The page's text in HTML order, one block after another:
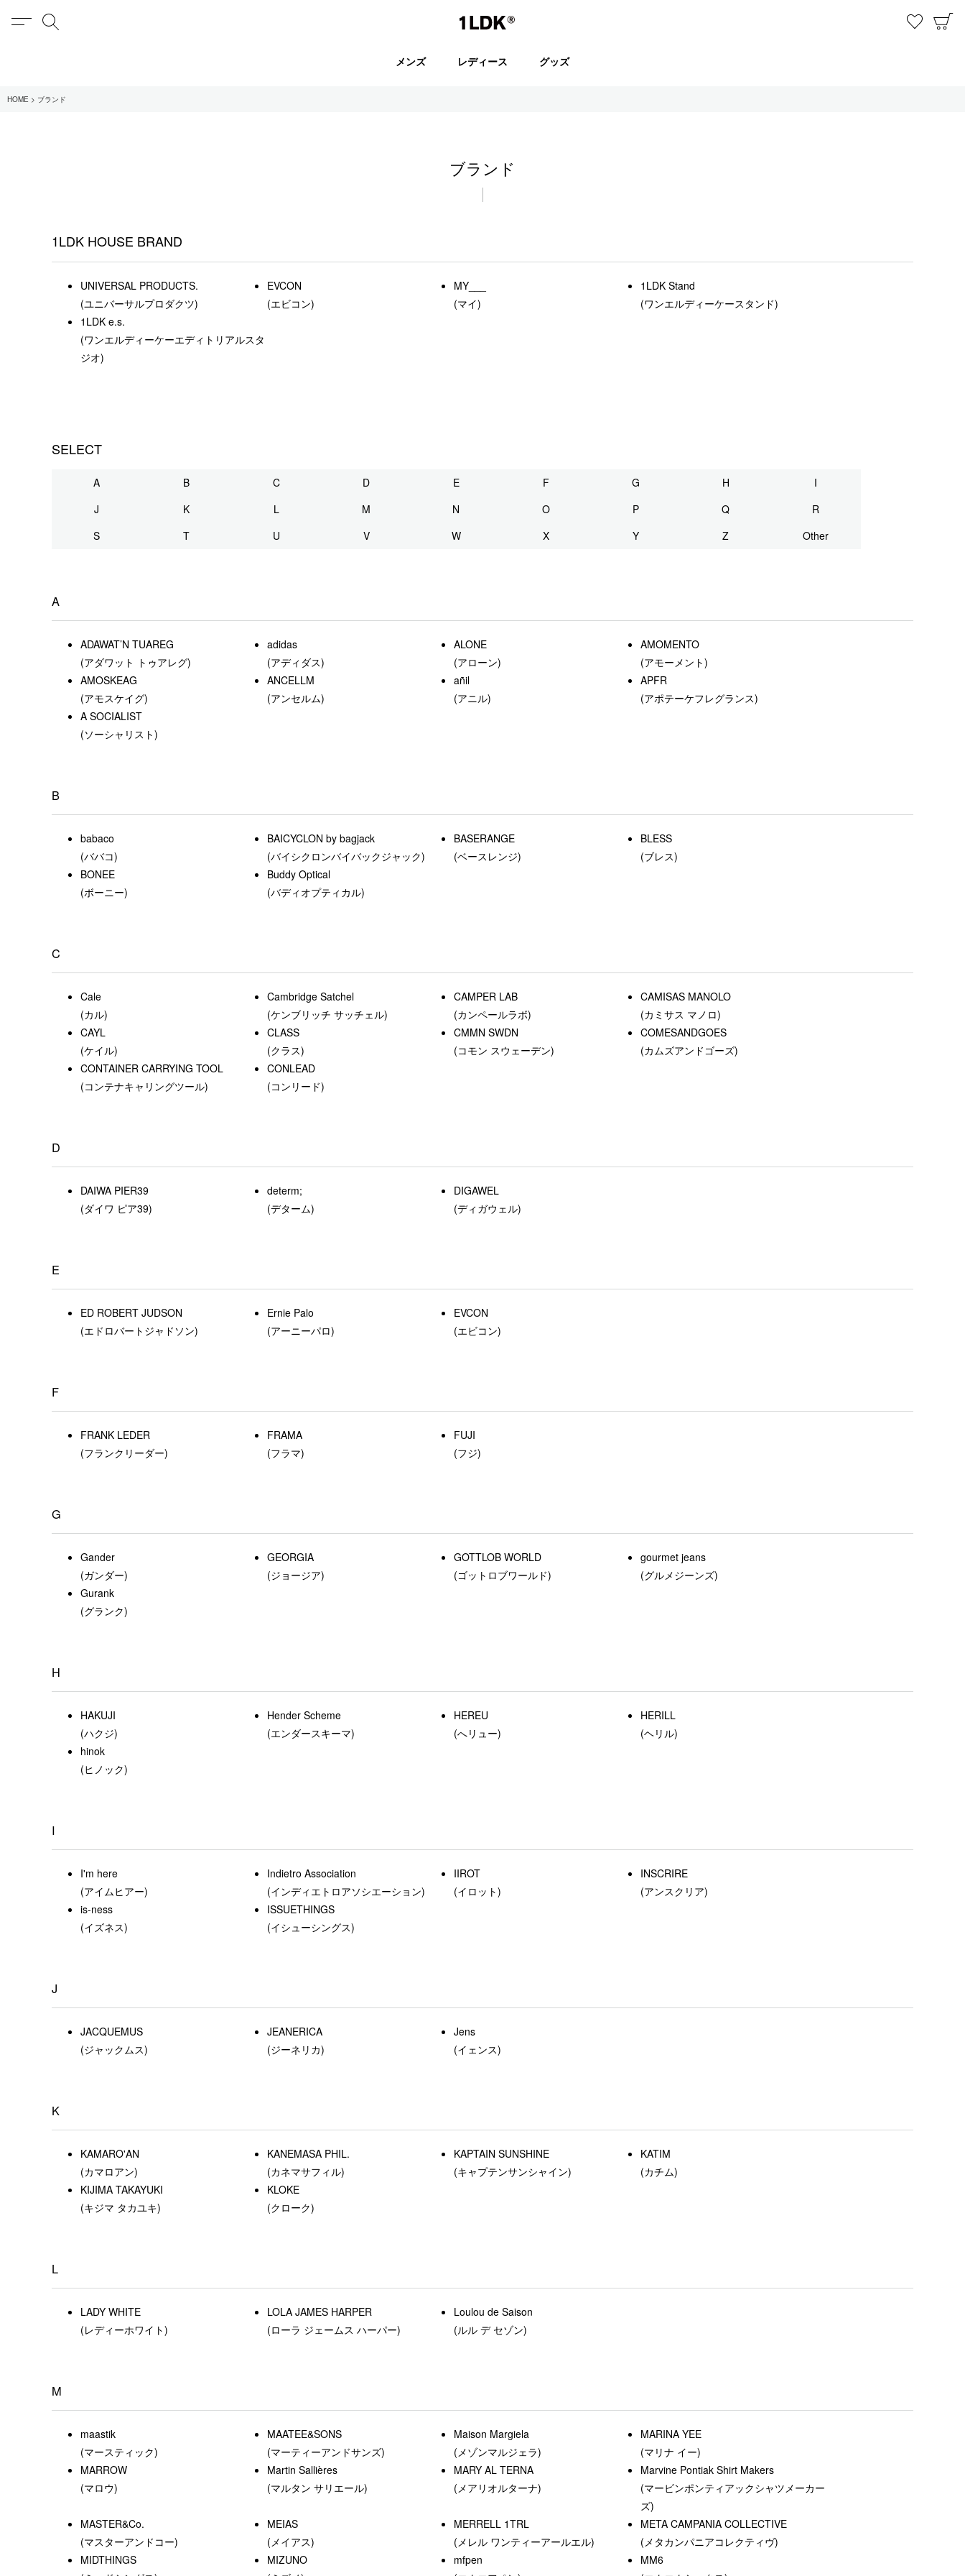
MENU お気に
メンズ レディース
グッズ
HOME ブランド
ブランド
1LDK HOUSE BRAND
UNIVERSAL PRODUCTS.
(ユニバーサルプロダクツ)
EVCON
(エビコン)
MY___
(マイ)
1LDK Stand
(ワンエルディーケースタンド)
1LDK e.s.
(ワンエルディーケーエディトリアルスタ
ジオ)
SELECT
A B C D E F G H
I
J
K L M N O P Q
R
S
T U V W X Y Z Other
A
ADAWAT’N TUAREG
(アダワット トゥアレグ)
adidas
(アディダス)
ALONE
(アローン)
AMOMENTO
(アモーメント)
AMOSKEAG
(アモスケイグ)
ANCELLM
(アンセルム)
añil
(アニル)
APFR
(アポテーケフレグランス)
A SOCIALIST
(ソーシャリスト)
B
babaco
(ババコ)
BAICYCLON by bagjack
(バイシクロンバイバックジャック)
BASERANGE
(ベースレンジ)
BLESS
(ブレス)
BONEE
(ボーニー)
Buddy Optical
(バディオプティカル)
C
Cale
(カル)
Cambridge Satchel
(ケンブリッチ サッチェル)
CAMPER LAB
(カンペールラボ)
CAMISAS MANOLO
(カミサス マノロ)
CAYL
(ケイル)
CLASS
(クラス)
CMMN SWDN
(コモン スウェーデン)
COMESANDGOES
(カムズアンドゴーズ)
CONTAINER CARRYING TOOL
(コンテナキャリングツール)
CONLEAD
(コンリード)
D
DAIWA PIER39
(ダイワ ピア39)
determ;
(デターム)
DIGAWEL
(ディガウェル)
E
ED ROBERT JUDSON
(エドロバートジャドソン)
Ernie Palo
(アーニーパロ)
EVCON
(エビコン)
F
FRANK LEDER
(フランクリーダー)
FRAMA
(フラマ)
FUJI
(フジ)
G
Gander
(ガンダー)
GEORGIA
(ジョージア)
GOTTLOB WORLD
(ゴットロブワールド)
gourmet jeans
(グルメジーンズ)
Gurank
(グランク)
H
HAKUJI
(ハクジ)
Hender Scheme
(エンダースキーマ)
HEREU
(へリュー)
HERILL
(ヘリル)
hinok
(ヒノック)
I
I'm here
(アイムヒアー)
Indietro Association
(インディエトロアソシエーション)
IIROT
(イロット)
INSCRIRE
(アンスクリア)
is-ness
(イズネス)
ISSUETHINGS
(イシューシングス)
J
JACQUEMUS
(ジャックムス)
JEANERICA
(ジーネリカ)
Jens
(イェンス)
K
KAMARO'AN
(カマロアン)
KANEMASA PHIL.
(カネマサフィル)
KAPTAIN SUNSHINE
(キャプテンサンシャイン)
KATIM
(カチム)
KIJIMA TAKAYUKI
(キジマ タカユキ)
KLOKE
(クローク)
L
LADY WHITE
(レディーホワイト)
LOLA JAMES HARPER
(ローラ ジェームス ハーパー)
Loulou de Saison
(ルル デ セゾン)
M
maastik
(マースティック)
MAATEE&SONS
(マーティーアンドサンズ)
Maison Margiela
(メゾンマルジェラ)
MARINA YEE
(マリナ イー)
MARROW
(マロウ)
Martin Sallières
(マルタン サリエール)
MARY AL TERNA
(メアリオルターナ)
Marvine Pontiak Shirt Makers
(マービンポンティアックシャツメーカー
ズ)
MASTER&Co.
(マスターアンドコー)
MEIAS
(メイアス)
MERRELL 1TRL
(メレル ワンティーアールエル)
META CAMPANIA COLLECTIVE
(メタカンパニアコレクティヴ)
MIDTHINGS
MIZUNO
mfpen
MM6